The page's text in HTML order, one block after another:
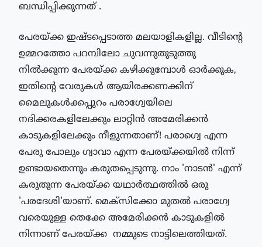
ബന്ധിപ്പിക്കുന്നത് .
പേരയ്ക്ക ഇഷ്ടപ്പെടാത്ത മലയാളികളില്ല. വീടിന്റെ
ഉമ്മറത്തോ പറമ്പിലോ ചുവന്നുതുടുത്തു
നില്‍ക്കുന്ന പേരയ്ക്ക കഴിക്കുമ്പോള്‍ ഓര്‍ക്കുക,
ഇതിന്റെ വേരുകള്‍ ആയിരക്കണക്കിന്
മൈലുകള്‍ക്കപ്പുറം പരാഗ്വേയിലെ
നദിക്കരകളിലേക്കും ലാറ്റിന്‍ അമേരിക്കന്‍
കാടുകളിലേക്കും നീളുന്നതാണ്! പരാഗ്വെ എന്ന
പേരു പോലും ഗ്വാവാ എന്ന പേരയ്ക്കയില്‍ നിന്ന്
ഉണ്ടായതെന്നും കരുതപ്പെടുന്നു. നാം 'നാടന്‍' എന്ന്
കരുതുന്ന പേരയ്ക്ക യഥാര്‍ത്ഥത്തില്‍ ഒരു
'പരദേശി'യാണ്. മെക്‌സിക്കോ മുതല്‍ പരാഗ്വേ
വരെയുള്ള തെക്കേ അമേരിക്കന്‍ കാടുകളില്‍
നിന്നാണ് പേരയ്ക്ക  നമ്മുടെ നാട്ടിലെത്തിയത്.